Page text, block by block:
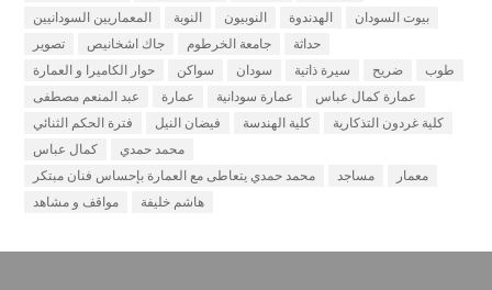
المعماريين السودانيين
النوبة النوبيون الهدندوة
بيوت السودان
تصوير
جاك اشخانيص جامعة الخرطوم
حداثة
حوار الكاميرا و العمارة
سواكن سودان سيرة ذاتية ضريح
طوب
عبد المنعم مصطفى
عمارة عمارة سودانية
عمارة كمال عباس
فترة الحكم الثنائي
فيضان النيل كلية الهندسة
كلية غردون التذكارية
كمال عباس
محمد حمدي
محمد حمدي يتعاطى مع العمارة بإحساس فنان مبتكر
مساجد
معمار
مواقف و مشاهد
هاشم خليفة